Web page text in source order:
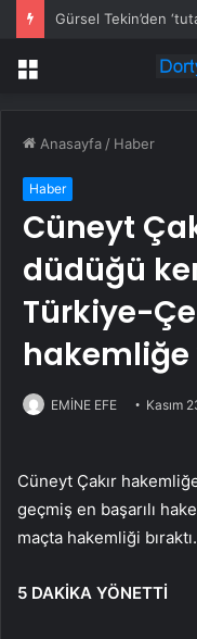
Menü
Anasayfa / Haber
Haber
Cüneyt
düdüğü
Türkiye-
EMİNE EFE Kasım
Cüneyt Çakır
geçmiş en başarılı
maçta hakemliği bıraktı.
5 DAKİKA YÖNETTİ